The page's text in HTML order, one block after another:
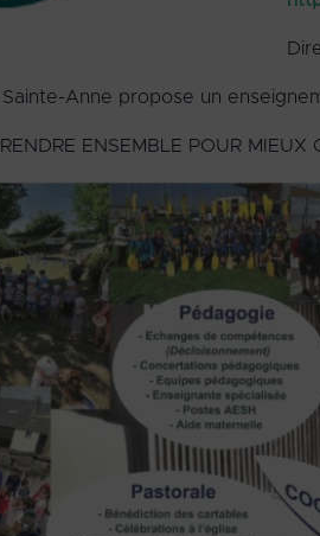
Sainte-Anne propose un
ENSEMBLE POUR MIEUX